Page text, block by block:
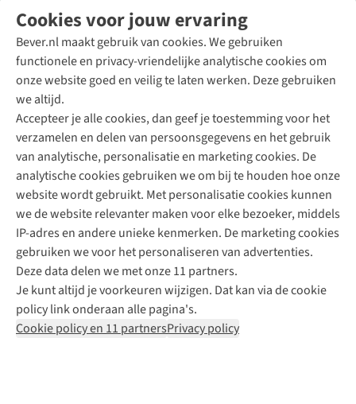
Cookies voor jouw ervaring
Bever.nl maakt gebruik van cookies. We gebruiken
functionele en privacy-vriendelijke analytische cookies om
onze website goed en veilig te laten werken. Deze gebruiken
we altijd.
Accepteer je alle cookies, dan geef je toestemming voor het
verzamelen en delen van persoonsgegevens en het gebruik
van analytische, personalisatie en marketing cookies. De
analytische cookies gebruiken we om bij te houden hoe onze
website wordt gebruikt. Met personalisatie cookies kunnen
we de website relevanter maken voor elke bezoeker, middels
IP-adres en andere unieke kenmerken. De marketing cookies
gebruiken we voor het personaliseren van advertenties.
Deze data delen we met onze 11 partners.
Je kunt altijd je voorkeuren wijzigen. Dat kan via de cookie
policy link onderaan alle pagina's.
Cookie policy en 11 partnersPrivacy policy
Direct advies van een Buitenexpert
+31 (0)85 888 50 88
+31 6 12 28 49 80
Contactformulier